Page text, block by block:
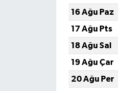
16 Ağu Paz
17 Ağu Pts
18 Ağu Sal
19 Ağu Çar
20 Ağu Per